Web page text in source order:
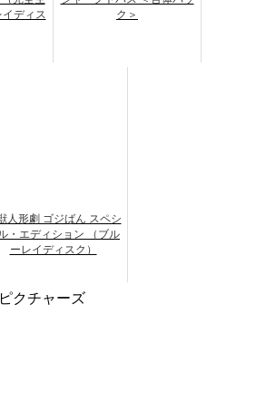
ディス
ク＞
人形劇 ゴジばん スペシ
・エディション （ブル
ーレイディスク）
クチャーズ